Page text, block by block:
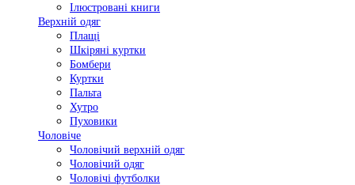
Ілюстровані книги
Верхній одяг
Плащі
Шкіряні куртки
Бомбери
Куртки
Пальта
Хутро
Пуховики
Чоловіче
Чоловічий верхній одяг
Чоловічий одяг
Чоловічі футболки